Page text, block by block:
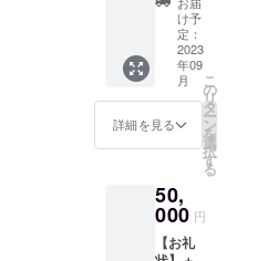
たご支
援は、
主に移
動型書
店出店
の際の
（ガゾ
リン
速代な
ど）に
使用さ
せてい
ただき
店の出
店情
報、
『星の
王子さ
サン=テ
グジュ
情報な
どを随
時メー
ルさせ
日に見
た夕陽
の回数
と同じ
個数で
す）
※「星」
はでき
ません
（ロ
ゴ・お
ます
（店主
による
解説付
き）。
選書作
業は、
など希
望に合
わせた
方法
ト)：お
楽しみ
本】＋
【「Lib
rairie
B612」
２号店
出店
権】 各
催され
ている
「一箱
古本
け予
定：
2023
年09
月
詳細を見る
こ
の
リ
タ
ー
ン
を
選
択
す
る
50,
000 円
【お礼